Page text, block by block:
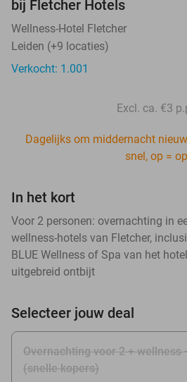
bij Fletcher Hotels
Wellness-Hotel Fletcher
Leiden (+9 locaties)
Verkocht: 1.001
Excl. ca. €3
Dagelijks om middernacht
snel, op =
In het kort
Voor 2 personen: overnachting in
wellness-hotels van Fletcher,
BLUE Wellness of Spa van het
uitgebreid ontbijt
Selecteer jouw deal
Overnachting voor 2 + wellness
(snelle kopers)